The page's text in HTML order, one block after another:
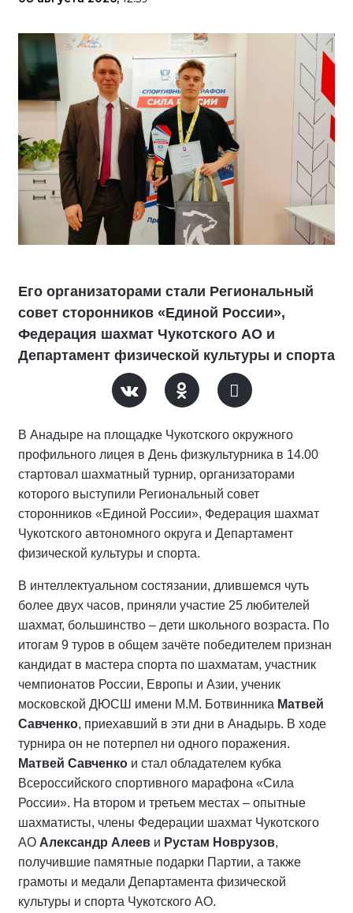
Его организаторами стали Региональный
совет сторонников «Единой России»,
Федерация шахмат Чукотского АО и
Департамент физической культуры и спорта
В Анадыре на площадке Чукотского окружного
профильного лицея в День физкультурника в 14.00
стартовал шахматный турнир, организаторами
которого выступили Региональный совет
сторонников «Единой России», Федерация шахмат
Чукотского автономного округа и Департамент
физической культуры и спорта.
В интеллектуальном состязании, длившемся чуть
более двух часов, приняли участие 25 любителей
шахмат, большинство – дети школьного возраста. По
итогам 9 туров в общем зачёте победителем признан
кандидат в мастера спорта по шахматам, участник
чемпионатов России, Европы и Азии, ученик
московской ДЮСШ имени М.М. Ботвинника Матвей
Савченко, приехавший в эти дни в Анадырь. В ходе
турнира он не потерпел ни одного поражения.
Матвей Савченко и стал обладателем кубка
Всероссийского спортивного марафона «Сила
России». На втором и третьем местах – опытные
шахматисты, члены Федерации шахмат Чукотского
АО Александр Алеев и Рустам Новрузов,
получившие памятные подарки Партии, а также
грамоты и медали Департамента физической
культуры и спорта Чукотского АО.